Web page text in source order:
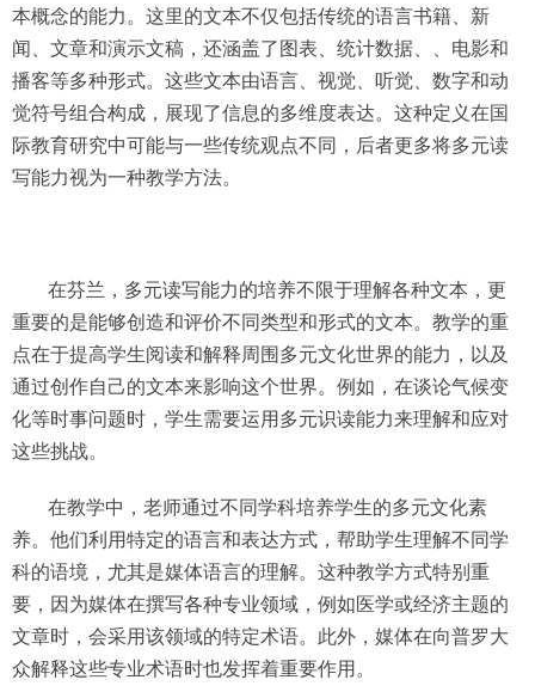
本概念的能力。这里的文本不仅包括传统的语言书籍、新
闻、文章和演示文稿，还涵盖了图表、统计数据、、电影和
播客等多种形式。这些文本由语言、视觉、听觉、数字和动
觉符号组合构成，展现了信息的多维度表达。这种定义在国
际教育研究中可能与一些传统观点不同，后者更多将多元读
写能力视为一种教学方法。
在芬兰，多元读写能力的培养不限于理解各种文本，更
重要的是能够创造和评价不同类型和形式的文本。教学的重
点在于提高学生阅读和解释周围多元文化世界的能力，以及
通过创作自己的文本来影响这个世界。例如，在谈论气候变
化等时事问题时，学生需要运用多元识读能力来理解和应对
这些挑战。
在教学中，老师通过不同学科培养学生的多元文化素
养。他们利用特定的语言和表达方式，帮助学生理解不同学
科的语境，尤其是媒体语言的理解。这种教学方式特别重
要，因为媒体在撰写各种专业领域，例如医学或经济主题的
文章时，会采用该领域的特定术语。此外，媒体在向普罗大
众解释这些专业术语时也发挥着重要作用。